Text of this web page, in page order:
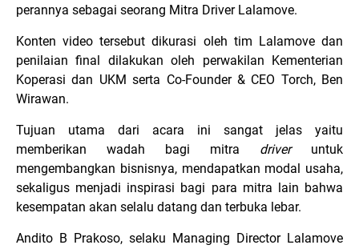
perannya sebagai seorang Mitra Driver Lalamove.
Konten video tersebut dikurasi oleh tim Lalamove dan
penilaian final dilakukan oleh perwakilan Kementerian
Koperasi dan UKM serta Co-Founder & CEO Torch, Ben
Wirawan.
Tujuan utama dari acara ini sangat jelas yaitu
memberikan wadah bagi mitra driver untuk
mengembangkan bisnisnya, mendapatkan modal usaha,
sekaligus menjadi inspirasi bagi para mitra lain bahwa
kesempatan akan selalu datang dan terbuka lebar.
Andito B Prakoso, selaku Managing Director Lalamove